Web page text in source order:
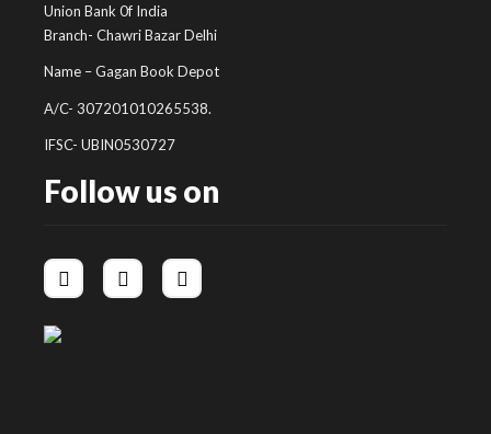
Union Bank 0f India
Branch- Chawri Bazar Delhi
Name – Gagan Book Depot
A/C- 307201010265538.
IFSC- UBIN0530727
Follow us on